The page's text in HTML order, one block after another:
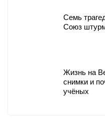
Семь
Союз
Жизнь на
снимки и
учёных